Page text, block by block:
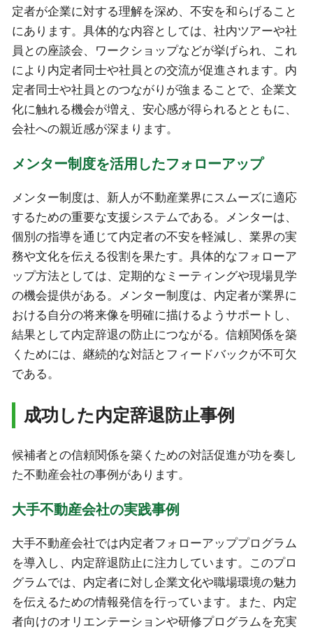
定者が企業に対する理解を深め、不安を和らげること
にあります。具体的な内容としては、社内ツアーや社
員との座談会、ワークショップなどが挙げられ、これ
により内定者同士や社員との交流が促進されます。内
定者同士や社員とのつながりが強まることで、企業文
化に触れる機会が増え、安心感が得られるとともに、
会社への親近感が深まります。
メンター制度を活用したフォローアップ
メンター制度は、新人が不動産業界にスムーズに適応
するための重要な支援システムである。メンターは、
個別の指導を通じて内定者の不安を軽減し、業界の実
務や文化を伝える役割を果たす。具体的なフォローア
ップ方法としては、定期的なミーティングや現場見学
の機会提供がある。メンター制度は、内定者が業界に
おける自分の将来像を明確に描けるようサポートし、
結果として内定辞退の防止につながる。信頼関係を築
くためには、継続的な対話とフィードバックが不可欠
である。
成功した内定辞退防止事例
候補者との信頼関係を築くための対話促進が功を奏し
た不動産会社の事例があります。
大手不動産会社の実践事例
大手不動産会社では内定者フォローアッププログラム
を導入し、内定辞退防止に注力しています。このプロ
グラムでは、内定者に対し企業文化や職場環境の魅力
を伝えるための情報発信を行っています。また、内定
者向けのオリエンテーションや研修プログラムを充実